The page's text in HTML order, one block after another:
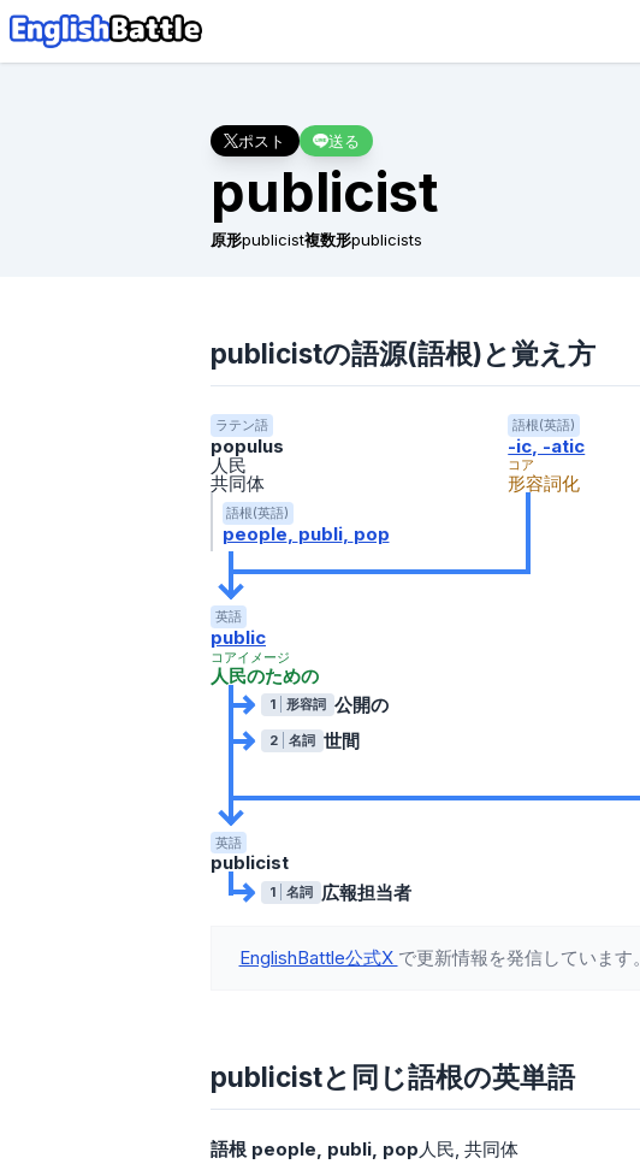
ポスト 送る
publicist
原形publicist複数形publicists
publicistの語源(語根)と覚え方
ラテン語
populus
人民
共同体
語根(英語)
people publi pop
語根(英語)
-ic, -atic
コア
形容詞化
英語
public
コアイメージ
人民のための
1 形容詞 公開の
2 名詞 世間
英語
publicist
1 名詞 広報担当者
EnglishBattle公式X で更新情報を発信しています。
publicistと同じ語根の英単語
語根 people publi pop人民 共同体